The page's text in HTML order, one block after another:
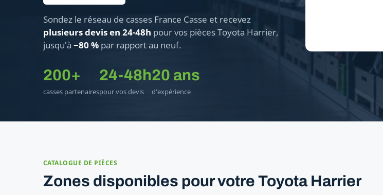
Sondez le réseau de casses France Casse et recevez
plusieurs devis en 24-48h pour vos pièces Toyota Harrier,
jusqu'à −80 % par rapport au neuf.
200+
casses partenaires
24-48h
pour vos devis
20 ans
d'expérience
CATALOGUE DE PIÈCES
Zones disponibles pour votre Toyota Harrier